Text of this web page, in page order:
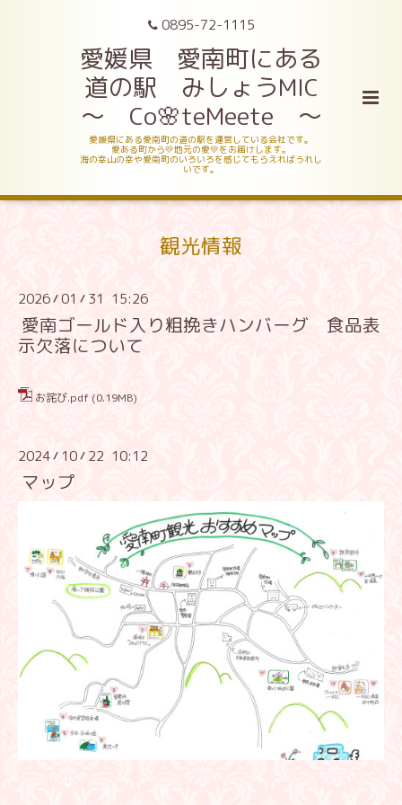
0895-72-1115
愛媛県 愛南町にある
道の駅 みしょうMIC
～ Co🌸teMeete ～
愛媛県にある愛南町の道の駅を運営している会社です。
愛ある町から💛地元の愛💛をお届けします。
海の幸山の幸や愛南町のいろいろを感じてもらえればうれし
いです。
観光情報
2026/01 / 31 15:26
愛南ゴールド入り粗挽きハンバーグ 食品表
示欠落について
お詫び.pdf (0.19MB)
2024/ 10/ 22 10:12
マップ